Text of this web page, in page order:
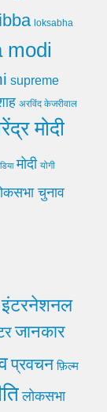
loksabha
modi
supreme
अरविंद केजरीवाल
मोदी
मोदी योगी
चुनाव
इंटरनेशनल
जानकार
प्रवचन फ़िल्म
लोकसभा